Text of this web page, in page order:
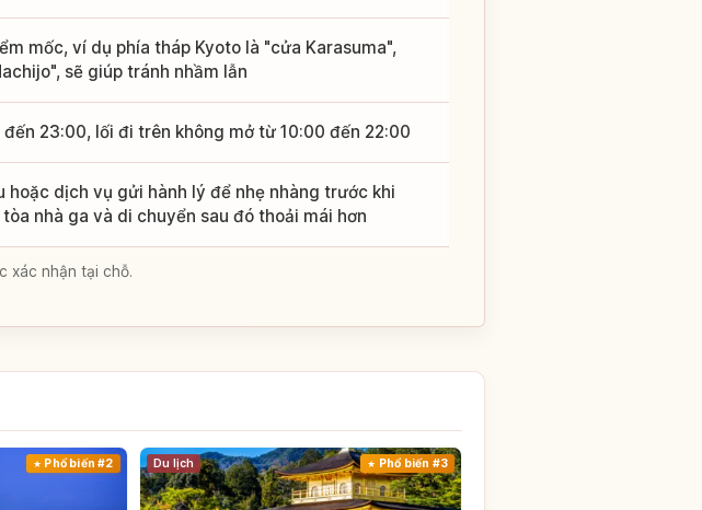
mốc, ví dụ phía tháp Kyoto là "cửa Karasuma",
sẽ giúp tránh nhầm lẫn
23:00, lối đi trên không mở từ 10:00 đến 22:00
hoặc dịch vụ gửi hành lý để nhẹ nhàng trước khi
nhà ga và di chuyển sau đó thoải mái hơn
xác nhận tại chỗ.
Phổ biến #2 Du lịch Phổ biến #3